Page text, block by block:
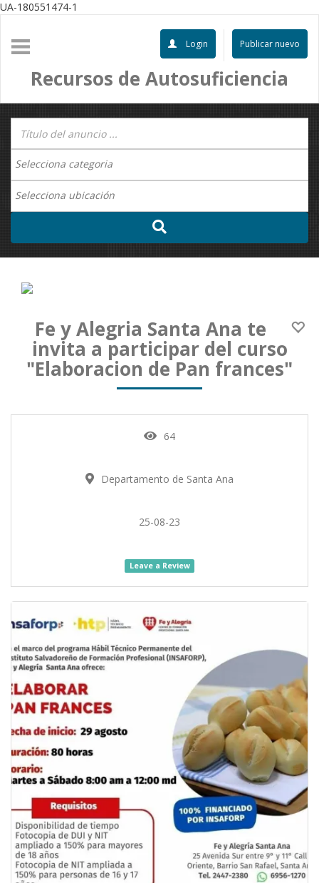
UA-180551474-1
Publicar nuevo
Login
Recursos de Autosuficiencia
Fe y Alegria Santa Ana te
invita a participar del curso
"Elaboracion de Pan frances"
64
Departamento de Santa Ana
25-08-23
Leave a Review